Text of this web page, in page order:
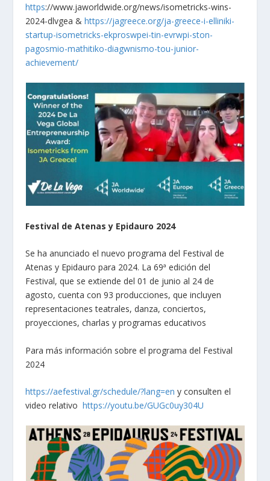
https://www.jaworldwide.org/news/isometricks-wins-
2024-dlvgea &https://jagreece.org/ja-greece-i-elliniki-
startup-isometricks-ekproswpei-tin-evrwpi-ston-
pagosmio-mathitiko-diagwnismo-tou-junior-
achievement/
Festival de Atenas y Epidauro 2024
Se ha anunciado el nuevo programa del Festival de
Atenas y Epidauro para 2024. La 69ª edición del
Festival, que se extiende del 01 de junio al 24 de
agosto, cuenta con 93 producciones, que incluyen
representaciones teatrales, danza, conciertos,
proyecciones, charlas y programas educativos
Para más información sobre el programa del Festival
2024
https://aefestival.gr/schedule/?lang=en y consulten el
video relativohttps://youtu.be/GUGc0uy304U